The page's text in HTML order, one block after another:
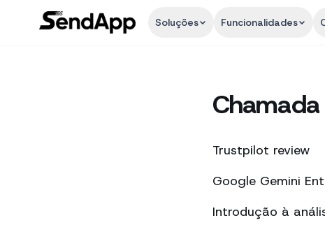
Soluções Funcionalidades
Trustpilot review
Google Gemini
Introdução à